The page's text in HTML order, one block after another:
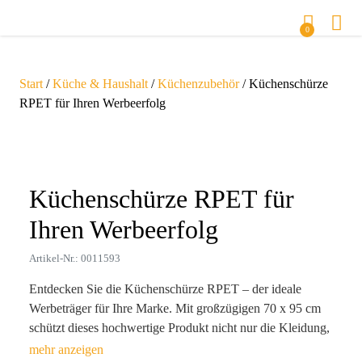
0
Start /Küche & Haushalt /Küchenzubehör/ Küchenschürze
RPET für Ihren Werbeerfolg
Küchenschürze RPET für
Ihren Werbeerfolg
Artikel-Nr.: 0011593
Entdecken Sie die Küchenschürze RPET – der ideale
Werbeträger für Ihre Marke. Mit großzügigen 70 x 95 cm
schützt dieses hochwertige Produkt nicht nur die Kleidung,
sondern auch das Image Ihres Unternehmens. Das stilvolle